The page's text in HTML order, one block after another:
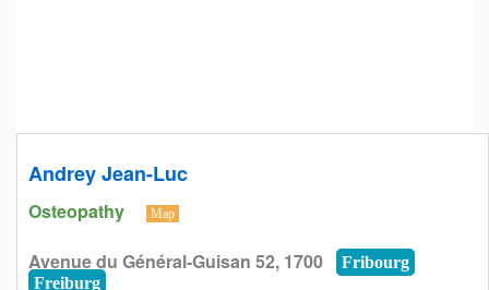
Andrey Jean-Luc
Osteopathy Map
Avenue du Général-Guisan 52, 1700
Fribourg
Freiburg